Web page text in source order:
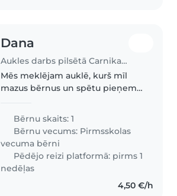
Dana
Aukles darbs pilsētā Carnikava | Babysits
Mēs meklējam auklē, kurš mīl
mazus bērnus un spētu pieņemt
un sportiskais jaukums priecātos
par radošajām un aktīvajām
aktivitātēm pa mājās. Visu laiku..
Bērnu skaits: 1
Bērnu vecums: Pirmsskolas
vecuma bērni
Pēdējo reizi platformā: pirms 1
nedēļas
4,50 €/h